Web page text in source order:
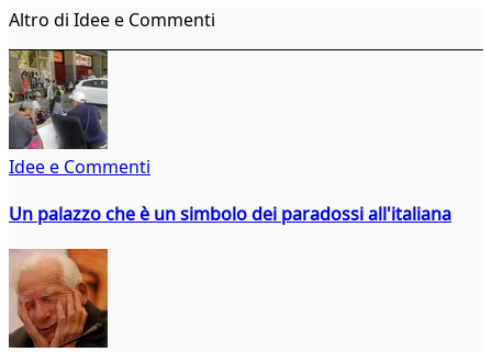
Altro di Idee e Commenti
Idee e Commenti
Un palazzo che è un simbolo dei paradossi all'italiana